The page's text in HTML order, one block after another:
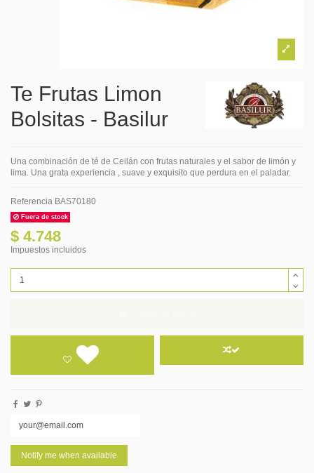
Te Frutas Limon
Bolsitas - Basilur
Una combinación de té de Ceilán con frutas naturales y el sabor de limón y
lima. Una grata experiencia , suave y exquisito que perdura en el paladar.
Referencia BAS70180
Fuera de stock
$ 4.748
Impuestos incluidos